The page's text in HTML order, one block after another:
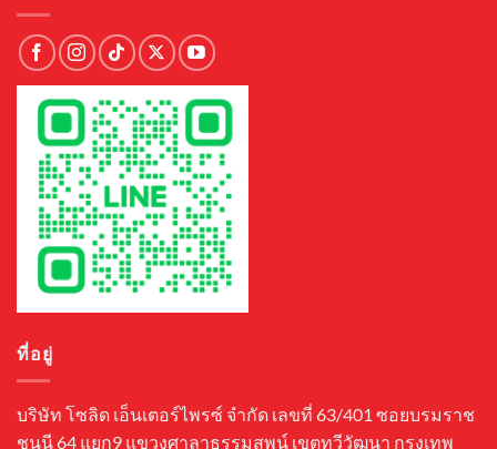
ที่อยู่
บริษัท โซลิด เอ็นเตอร์ไพรซ์ จำกัด เลขที่ 63/401 ซอยบรมราช
ชนนี 64 แยก9 แขวงศาลาธรรมสพน์ เขตทวีวัฒนา กรุงเทพ